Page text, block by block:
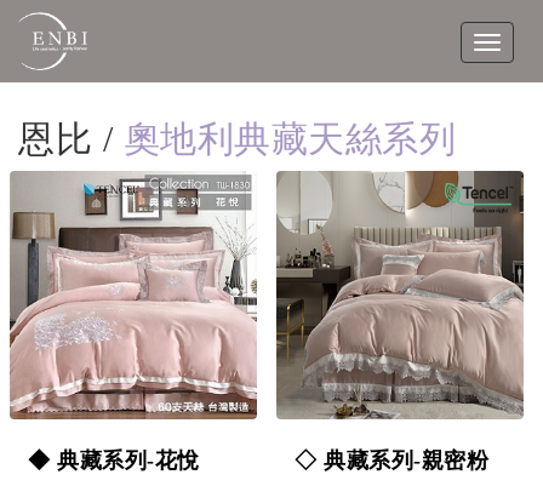
Toggle
恩比 / 奧地利典藏天絲系列
◆ 典藏系列-花悅 ◇ 典藏系列-親密粉